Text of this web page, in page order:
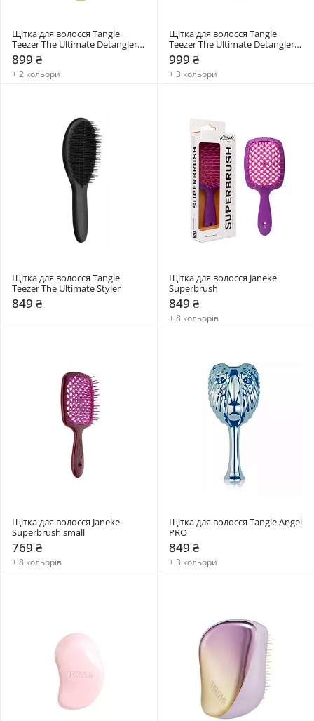
Щітка для волосся Tangle
Teezer The Ultimate Detangler
Matte
899 ₴
+ 2 кольори
Щітка для волосся Tangle
Teezer The Ultimate Detangler
Chrome
999 ₴
+ 3 кольори
Щітка для волосся Tangle
Teezer The Ultimate Styler
849 ₴
Щітка для волосся Janeke
Superbrush
849 ₴
+ 8 кольорів
Щітка для волосся Janeke
Superbrush small
769 ₴
+ 8 кольорів
Щітка для волосся Tangle Angel
PRO
849 ₴
+ 3 кольори